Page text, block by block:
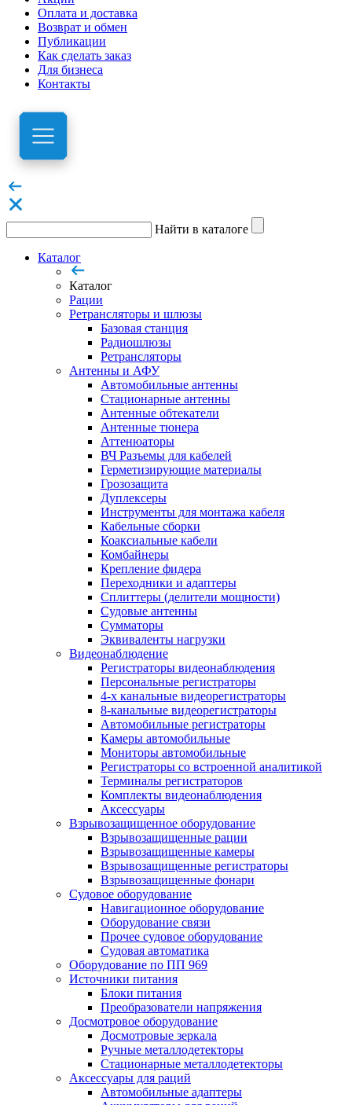
Оплата и доставка
Возврат и обмен
Публикации
Как сделать заказ
Для бизнеса
Контакты
Найти в каталоге
Каталог
Каталог
Рации
Ретрансляторы и шлюзы
Базовая станция
Радиошлюзы
Ретрансляторы
Антенны и АФУ
Автомобильные антенны
Стационарные антенны
Антенные обтекатели
Антенные тюнера
Аттенюаторы
ВЧ Разъемы для кабелей
Герметизирующие материалы
Грозозащита
Дуплексеры
Инструменты для монтажа кабеля
Кабельные сборки
Коаксиальные кабели
Комбайнеры
Крепление фидера
Переходники и адаптеры
Сплиттеры (делители мощности)
Судовые антенны
Сумматоры
Эквиваленты нагрузки
Видеонаблюдение
Регистраторы видеонаблюдения
Персональные регистраторы
4-х канальные видеорегистраторы
8-канальные видеорегистраторы
Автомобильные регистраторы
Камеры автомобильные
Мониторы автомобильные
Регистраторы со встроенной аналитикой
Терминалы регистраторов
Комплекты видеонаблюдения
Аксессуары
Взрывозащищенное оборудование
Взрывозащищенные рации
Взрывозащищенные камеры
Взрывозащищенные регистраторы
Взрывозащищенные фонари
Судовое оборудование
Навигационное оборудование
Оборудование связи
Прочее судовое оборудование
Судовая автоматика
Оборудование по ПП 969
Источники питания
Блоки питания
Преобразователи напряжения
Досмотровое оборудование
Досмотровые зеркала
Ручные металлодетекторы
Стационарные металлодетекторы
Аксессуары для раций
Автомобильные адаптеры